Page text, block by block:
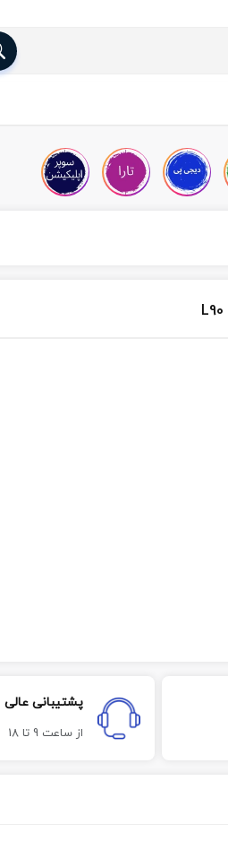
پشتیبانی عالی
از ساعت 9 تا 18